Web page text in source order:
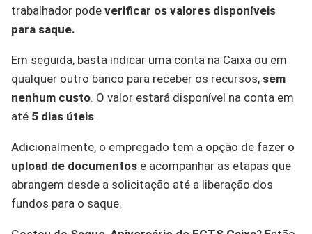
trabalhador pode verificar os valores disponíveis
para saque.
Em seguida, basta indicar uma conta na Caixa ou em
qualquer outro banco para receber os recursos, sem
nenhum custo. O valor estará disponível na conta em
até 5 dias úteis.
Adicionalmente, o empregado tem a opção de fazer o
upload de documentos e acompanhar as etapas que
abrangem desde a solicitação até a liberação dos
fundos para o saque.